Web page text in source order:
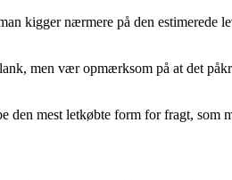
kigger nærmere på den estimerede
men vær opmærksom på at det
mest letkøbte form for fragt, som